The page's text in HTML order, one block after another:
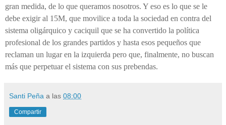
gran medida, de lo que queramos nosotros. Y eso es lo que se le
debe exigir al 15M, que movilice a toda la sociedad en contra del
sistema oligárquico y caciquil que se ha convertido la política
profesional de los grandes partidos y hasta esos pequeños que
reclaman un lugar en la izquierda pero que, finalmente, no buscan
más que perpetuar el sistema con sus prebendas.
Santi Peña a las 08:00
Compartir